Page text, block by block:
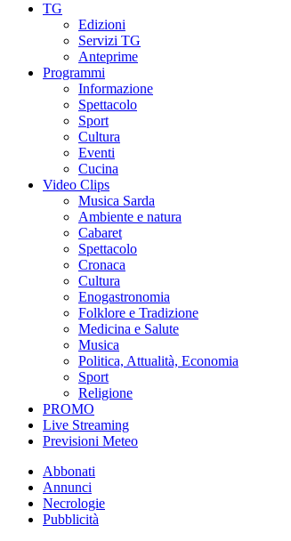
TG
Edizioni
Servizi TG
Anteprime
Programmi
Informazione
Spettacolo
Sport
Cultura
Eventi
Cucina
Video Clips
Musica Sarda
Ambiente e natura
Cabaret
Spettacolo
Cronaca
Cultura
Enogastronomia
Folklore e Tradizione
Medicina e Salute
Musica
Politica, Attualità, Economia
Sport
Religione
PROMO
Live Streaming
Previsioni Meteo
Abbonati
Annunci
Necrologie
Pubblicità